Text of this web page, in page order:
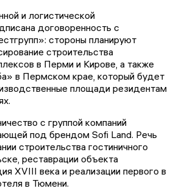
и логистической
договоренность с
стороны планируют
строительства
в Перми и Кирове, а также
в Пермском крае, который будет
площади резидентам
с группой компаний
под брендом Sofi Land. Речь
строительства гостиничного
реставрации объекта
XVIII века и реализации первого в
в Тюмени.